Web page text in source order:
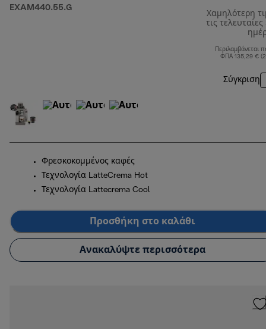
EXAM440.55.G
Χαμηλότερη
τις τελευταίες
Περιλαμβάνεται
ΦΠΑ 135,29 €
Σύγκριση
Φρεσκοκομμένος καφές
Τεχνολογία LatteCrema Hot
Τεχνολογία Lattecrema Cool
Προσθήκη στο καλάθι
Ανακαλύψτε περισσότερα